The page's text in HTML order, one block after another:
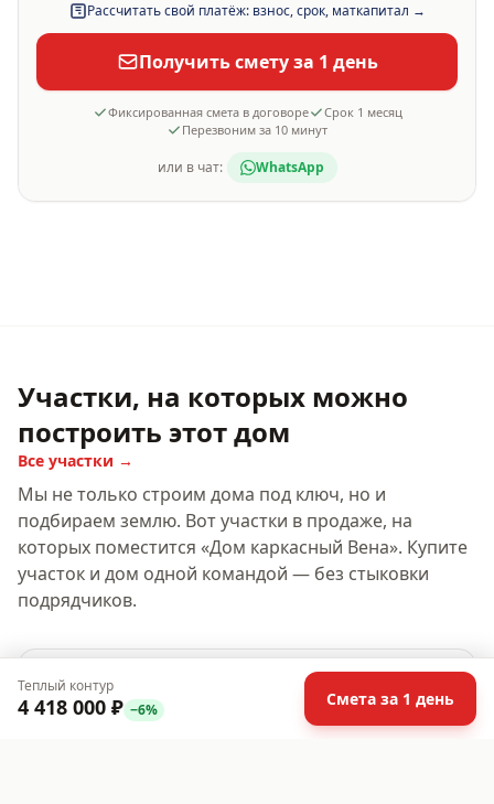
Рассчитать свой платёж: взнос, срок, маткапитал →
Получить смету за 1 день
Фиксированная смета в договоре Срок 1 месяц
Перезвоним за 10 минут
или в чат: WhatsApp
Теплый контур
4 418 000 ₽ −6% Смета за 1 день
Участки, на которых можно
построить этот дом
Все участки →
Мы не только строим дома под ключ, но и
подбираем землю. Вот участки в продаже, на
которых поместится «Дом каркасный Вена». Купите
участок и дом одной командой — без стыковки
подрядчиков.
10 соток